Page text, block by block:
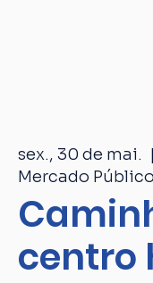
sex., 30 de mai.
  |
Mercado Público
centro